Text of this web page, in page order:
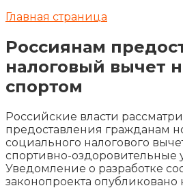
Главная страница
Россиянам
налоговый вычет
спортом
Российские власти
предоставления гражданам
социального налогового
спортивно-оздоровительные
Уведомление о разработке
законопроекта